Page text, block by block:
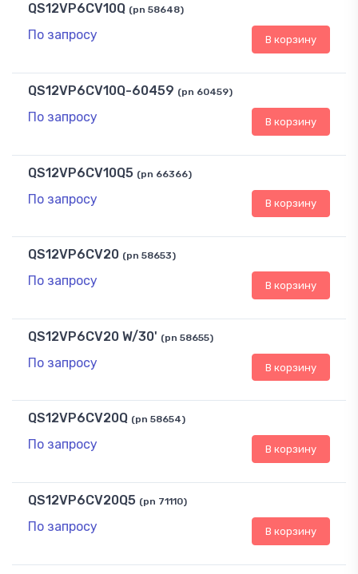
QS12VP6CV10Q (pn 58648)
По запросу В корзину
QS12VP6CV10Q-60459 (pn 60459)
По запросу В корзину
QS12VP6CV10Q5 (pn 66366)
По запросу В корзину
QS12VP6CV20 (pn 58653)
По запросу В корзину
QS12VP6CV20 W/30' (pn 58655)
По запросу В корзину
QS12VP6CV20Q (pn 58654)
По запросу В корзину
QS12VP6CV20Q5 (pn 71110)
По запросу В корзину